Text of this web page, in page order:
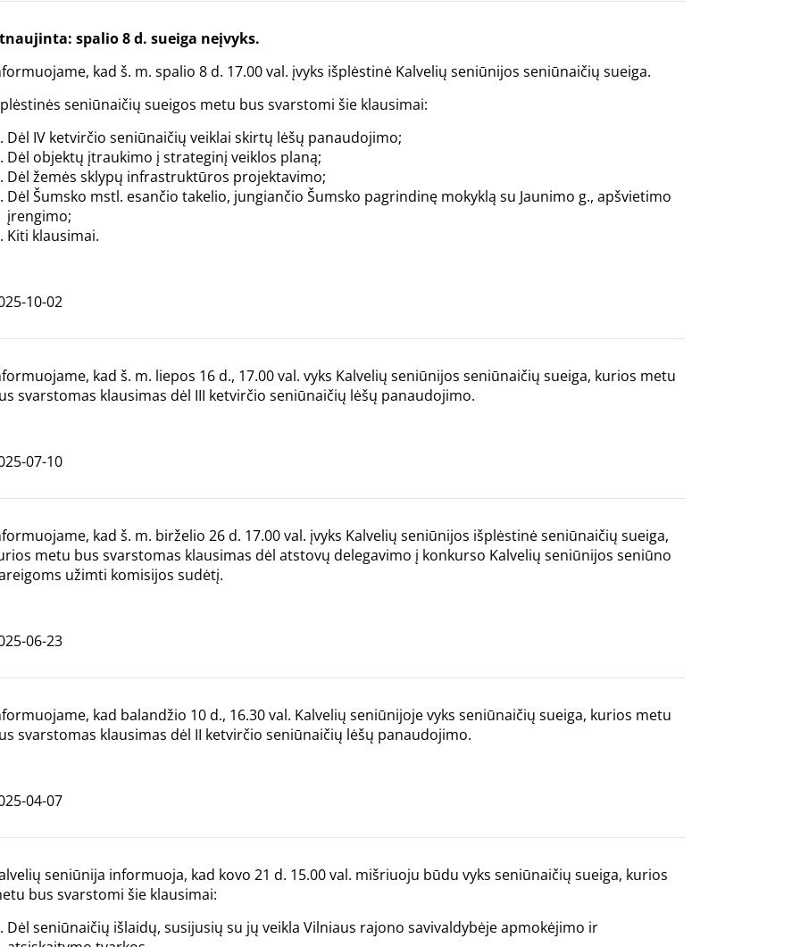
spalio 8 d. sueiga neįvyks.
kad š. m. spalio 8 d. 17.00 val. įvyks išplėstinė Kalvelių seniūnijos seniūnaičių sueiga.
seniūnaičių sueigos metu bus svarstomi šie klausimai:
Dėl IV ketvirčio seniūnaičių veiklai skirtų lėšų panaudojimo;
Dėl objektų įtraukimo į strateginį veiklos planą;
Dėl žemės sklypų infrastruktūros projektavimo;
Dėl Šumsko mstl. esančio takelio, jungiančio Šumsko pagrindinę mokyklą su Jaunimo g., apšvietimo
įrengimo;
Kiti klausimai.
10-02
kad š. m. liepos 16 d., 17.00 val. vyks Kalvelių seniūnijos seniūnaičių sueiga, kurios metu
svarstomas klausimas dėl III ketvirčio seniūnaičių lėšų panaudojimo.
07-10
kad š. m. birželio 26 d. 17.00 val. įvyks Kalvelių seniūnijos išplėstinė seniūnaičių sueiga,
metu bus svarstomas klausimas dėl atstovų delegavimo į konkurso Kalvelių seniūnijos seniūno
užimti komisijos sudėtį.
06-23
kad balandžio 10 d., 16.30 val. Kalvelių seniūnijoje vyks seniūnaičių sueiga, kurios metu
svarstomas klausimas dėl II ketvirčio seniūnaičių lėšų panaudojimo.
04-07
seniūnija informuoja, kad kovo 21 d. 15.00 val. mišriuoju būdu vyks seniūnaičių sueiga, kurios
bus svarstomi šie klausimai:
Dėl seniūnaičių išlaidų, susijusių su jų veikla Vilniaus rajono savivaldybėje apmokėjimo ir